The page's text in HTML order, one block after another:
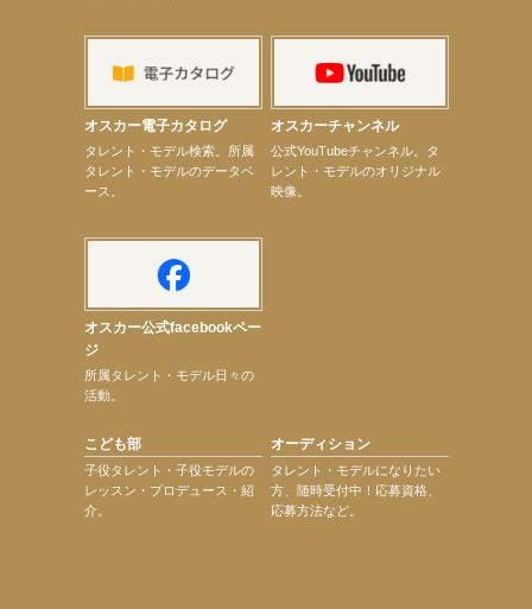
【elfin’】【小倉舞子】8月9日（日）「MxM’s produce event vol.14」に出演決定！
【elfin’】【辻美優】8月28日（金）「辻美優(elfin’)グレイテスト・ショー」に出演決定！
【elfin’】9月27日（日）「Beauty Voice Theater Reboot Vol.3」開催決定！
【本田紗来】「Ray」9月号発売中！
オスカー電子カタログ
タレント・モデル検索。所属
タレント・モデルのデータベ
ース。
オスカーチャンネル
公式YouTubeチャンネル。タ
レント・モデルのオリジナル
映像。
オスカー公式facebookペー
ジ
所属タレント・モデル日々の
活動。
こども部
子役タレント・子役モデルの
レッスン・プロデュース・紹
介。
オーディション
タレント・モデルになりたい
方、随時受付中！応募資格、
応募方法など。